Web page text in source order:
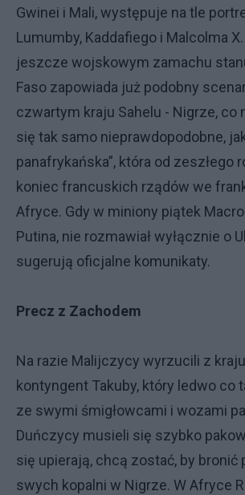
Gwinei i Mali, występuje na tle
Lumumby, Kaddafiego i Malcolma
jeszcze wojskowym zamachu
Faso zapowiada już podobny
czwartym kraju Sahelu - Nigrze, co
się tak samo nieprawdopodobne,
panafrykańska”, która od zeszłego
koniec francuskich rządów we
Afryce. Gdy w miniony piątek
Putina, nie rozmawiał wyłącznie o
sugerują oficjalne komunikaty.
Precz z Zachodem
Na razie Malijczycy wyrzucili z
kontyngent Takuby, który ledwo co
ze swymi śmigłowcami i wozami
Duńczycy musieli się szybko
się upierają, chcą zostać, by bronić
swych kopalni w Nigrze. W Afryce